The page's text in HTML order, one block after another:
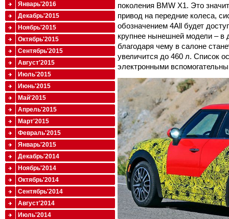
поколения BMW X1. Это
привод на передние колеса,
обозначением 4All будет
крупнее нынешней модели – в
благодаря чему в салоне
увеличится до 460 л. Список
электронными
Январь'2016
Декабрь'2015
Ноябрь'2015
Октябрь'2015
Сентябрь'2015
Август'2015
Июль'2015
Июнь'2015
Май'2015
Апрель'2015
Март'2015
Февраль'2015
Январь'2015
Декабрь'2014
Ноябрь'2014
Октябрь'2014
Сентябрь'2014
Август'2014
Июль'2014